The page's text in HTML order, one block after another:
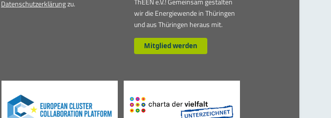
Datenschutzerklärungzu.
wir die Energiewende in Thüringen
und aus Thüringen heraus mit.
Mitglied werden